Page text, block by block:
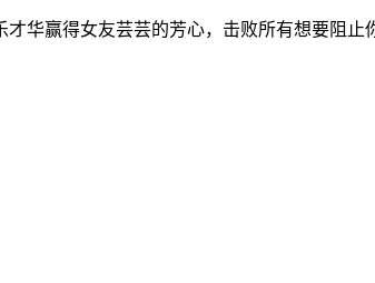
华赢得女友芸芸的芳心，击败所有想要阻止